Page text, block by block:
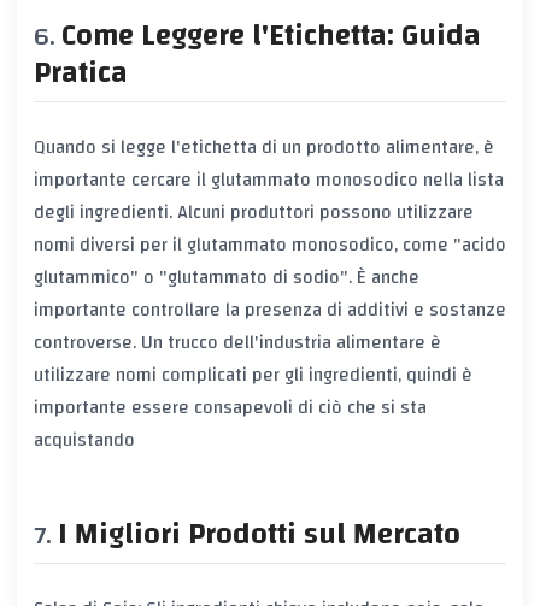
Come Leggere l'Etichetta: Guida
Pratica
Quando si legge l'etichetta di un prodotto alimentare, è
importante cercare il glutammato monosodico nella lista
degli ingredienti. Alcuni produttori possono utilizzare
nomi diversi per il glutammato monosodico, come "acido
glutammico" o "glutammato di sodio". È anche
importante controllare la presenza di additivi e sostanze
controverse. Un trucco dell'industria alimentare è
utilizzare nomi complicati per gli ingredienti, quindi è
importante essere consapevoli di ciò che si sta
acquistando
I Migliori Prodotti sul Mercato